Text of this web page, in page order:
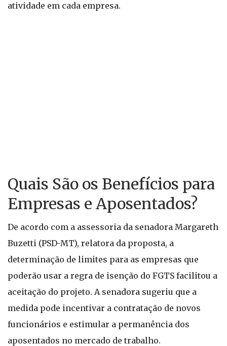
atividade em cada empresa.
Quais São os Benefícios para
Empresas e Aposentados?
De acordo com a assessoria da senadora Margareth
Buzetti (PSD-MT), relatora da proposta, a
determinação de limites para as empresas que
poderão usar a regra de isenção do FGTS facilitou a
aceitação do projeto. A senadora sugeriu que a
medida pode incentivar a contratação de novos
funcionários e estimular a permanência dos
aposentados no mercado de trabalho.